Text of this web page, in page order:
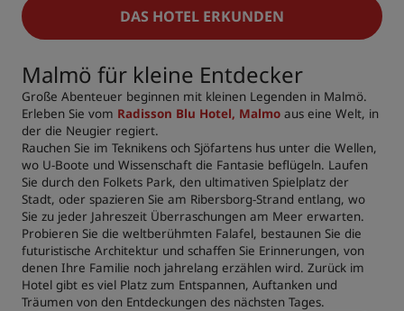
DAS HOTEL ERKUNDEN
Malmö für kleine Entdecker
Große Abenteuer beginnen mit kleinen Legenden in Malmö.
Erleben Sie vom Radisson Blu Hotel, Malmo aus eine Welt, in
der die Neugier regiert.
Rauchen Sie im Teknikens och Sjöfartens hus unter die Wellen,
wo U-Boote und Wissenschaft die Fantasie beflügeln. Laufen
Sie durch den Folkets Park, den ultimativen Spielplatz der
Stadt, oder spazieren Sie am Ribersborg-Strand entlang, wo
Sie zu jeder Jahreszeit Überraschungen am Meer erwarten.
Probieren Sie die weltberühmten Falafel, bestaunen Sie die
futuristische Architektur und schaffen Sie Erinnerungen, von
denen Ihre Familie noch jahrelang erzählen wird. Zurück im
Hotel gibt es viel Platz zum Entspannen, Auftanken und
Träumen von den Entdeckungen des nächsten Tages.